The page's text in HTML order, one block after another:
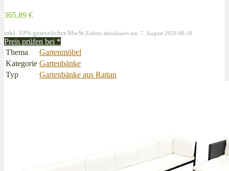
365,89 €
inkl. 19% gesetzlicher MwSt. Zuletzt aktualisiert am: 7. August 2026 06:18
Preis prüfen bei *
Thema
Gartenmöbel
Kategorie Gartenbänke
Typ
Gartenbänke aus Rattan